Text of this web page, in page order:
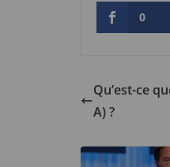
0
Qu’est-ce
A) ?